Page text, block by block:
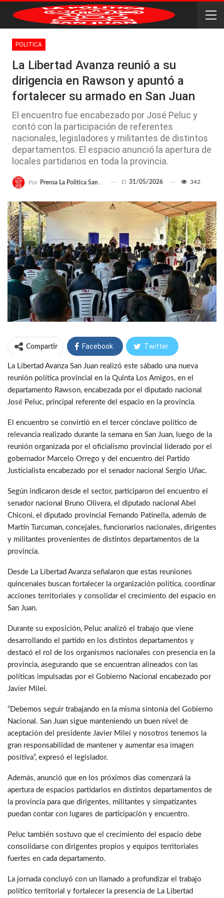
POLITICA
La Libertad Avanza reunió a su
dirigencia en Rawson y apuntó a
fortalecer su armado en San Juan
El encuentro fue encabezado por José Peluc y
contó con la participación de referentes
nacionales, legisladores y militantes de distintos
departamentos. El espacio anunció la apertura de
locales partidarios en toda la provincia.
Por Prensa La Politica San Juan El 31/05/2026 342
Compartir Facebook Twitter
WhatsApp Telegram
La Libertad Avanza San Juan realizó este sábado una nueva
reunión política provincial en la Quinta Los Amigos, en el
departamento Rawson, encabezada por el diputado nacional
José Peluc, principal referente del espacio en la provincia.
El encuentro se convirtió en el tercer cónclave político de
relevancia realizado durante la semana en San Juan, luego de la
reunión organizada por el oficialismo provincial liderado por el
gobernador Marcelo Orrego y del encuentro del Partido
Justicialista encabezado por el senador nacional Sergio Uñac.
Según indicaron desde el sector, participaron del encuentro el
senador nacional Bruno Olivera, el diputado nacional Abel
Chiconi, el diputado provincial Fernando Patinella, además de
Martín Turcuman, concejales, funcionarios nacionales, dirigentes
y militantes provenientes de distintos departamentos de la
provincia.
Desde La Libertad Avanza señalaron que estas reuniones
quincenales buscan fortalecer la organización política, coordinar
acciones territoriales y consolidar el crecimiento del espacio en
San Juan.
Durante su exposición, Peluc analizó el trabajo que viene
desarrollando el partido en los distintos departamentos y
destacó el rol de los organismos nacionales con presencia en la
provincia, asegurando que se encuentran alineados con las
políticas impulsadas por el Gobierno Nacional encabezado por
Javier Milei.
“Debemos seguir trabajando en la misma sintonía del Gobierno
Nacional. San Juan sigue manteniendo un buen nivel de
aceptación del presidente Javier Milei y nosotros tenemos la
gran responsabilidad de mantener y aumentar esa imagen
positiva”, expresó el legislador.
Además, anunció que en los próximos días comenzará la
apertura de espacios partidarios en distintos departamentos de
la provincia para que dirigentes, militantes y simpatizantes
puedan contar con lugares de participación y encuentro.
Peluc también sostuvo que el crecimiento del espacio debe
consolidarse con dirigentes propios y equipos territoriales
fuertes en cada departamento.
La jornada concluyó con un llamado a profundizar el trabajo
político territorial y fortalecer la presencia de La Libertad